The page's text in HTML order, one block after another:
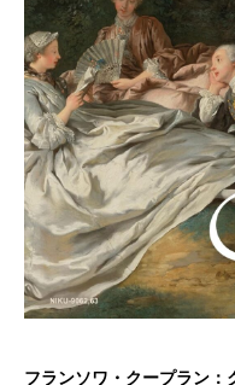
フランソワ・クープラン